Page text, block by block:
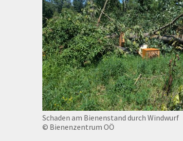
Schaden am Bienenstand durch Windwurf
© Bienenzentrum OÖ